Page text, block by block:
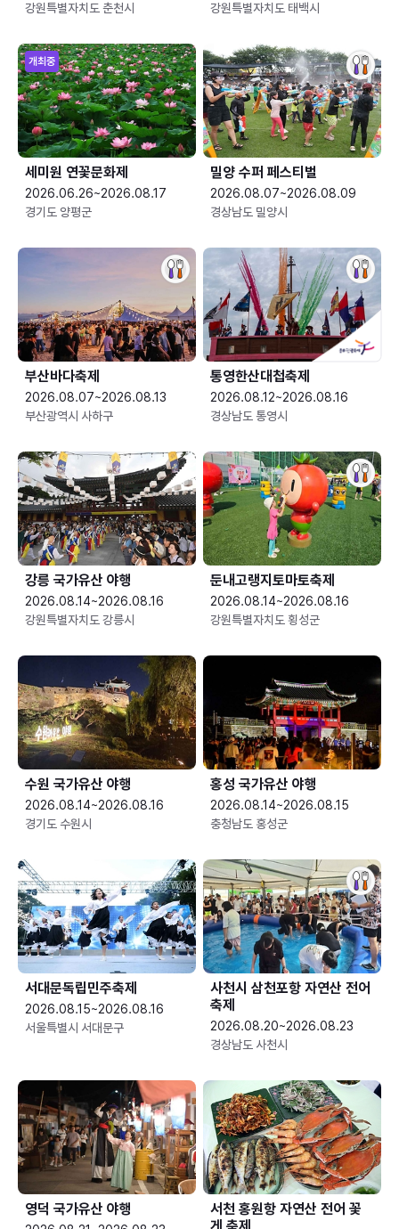
강원특별자치도 춘천시
강원특별자치도 태백시
개최중
세미원 연꽃문화제
2026.06.26~2026.08.17
경기도 양평군
밀양 수퍼 페스티벌
2026.08.07~2026.08.09
경상남도 밀양시
부산바다축제
2026.08.07~2026.08.13
부산광역시 사하구
통영한산대첩축제
2026.08.12~2026.08.16
경상남도 통영시
강릉 국가유산 야행
2026.08.14~2026.08.16
강원특별자치도 강릉시
둔내고랭지토마토축제
2026.08.14~2026.08.16
강원특별자치도 횡성군
수원 국가유산 야행
2026.08.14~2026.08.16
경기도 수원시
홍성 국가유산 야행
2026.08.14~2026.08.15
충청남도 홍성군
서대문독립민주축제
2026.08.15~2026.08.16
서울특별시 서대문구
사천시 삼천포항 자연산 전어
축제
2026.08.20~2026.08.23
경상남도 사천시
영덕 국가유산 야행
서천 홍원항 자연산 전어 꽃